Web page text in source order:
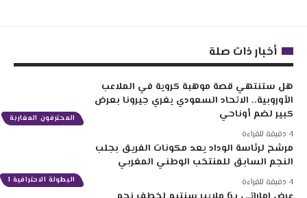
أخبار ذات صلة
المحترفون المغاربة
هل ستنتهي قصة موهبة كروية في الملاعب
الأوروبية.. الاتحاد السعودي يغري جيرونا بعرض
كبير لضم أوناحي
البطولة الاحترافية 1
مرشح لرئاسة الوداد يعد مكونات الفريق بجلب
النجم السابق للمنتخب الوطني المغربي